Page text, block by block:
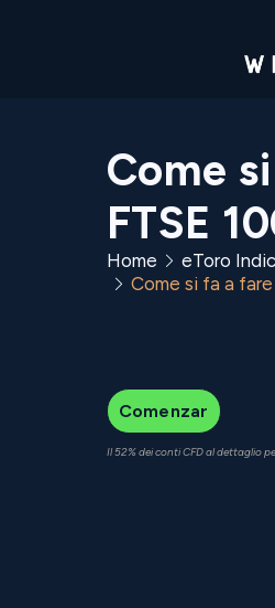
Come
FTSE
Home eToro
Come si fa a
Comenzar
Il 52% dei conti CFD al dettaglio